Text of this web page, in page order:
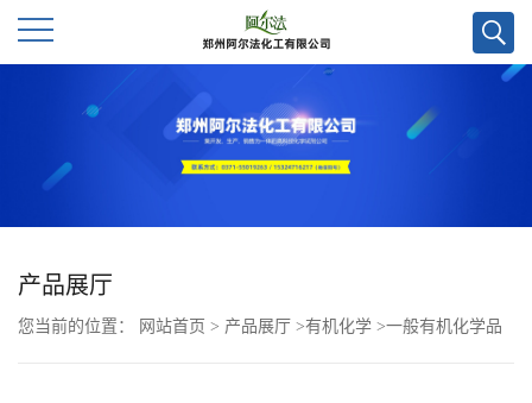
公
产品展厅
您当前的位置： 网站首页 > 产品展厅 >有机化学 >一般有机化学品